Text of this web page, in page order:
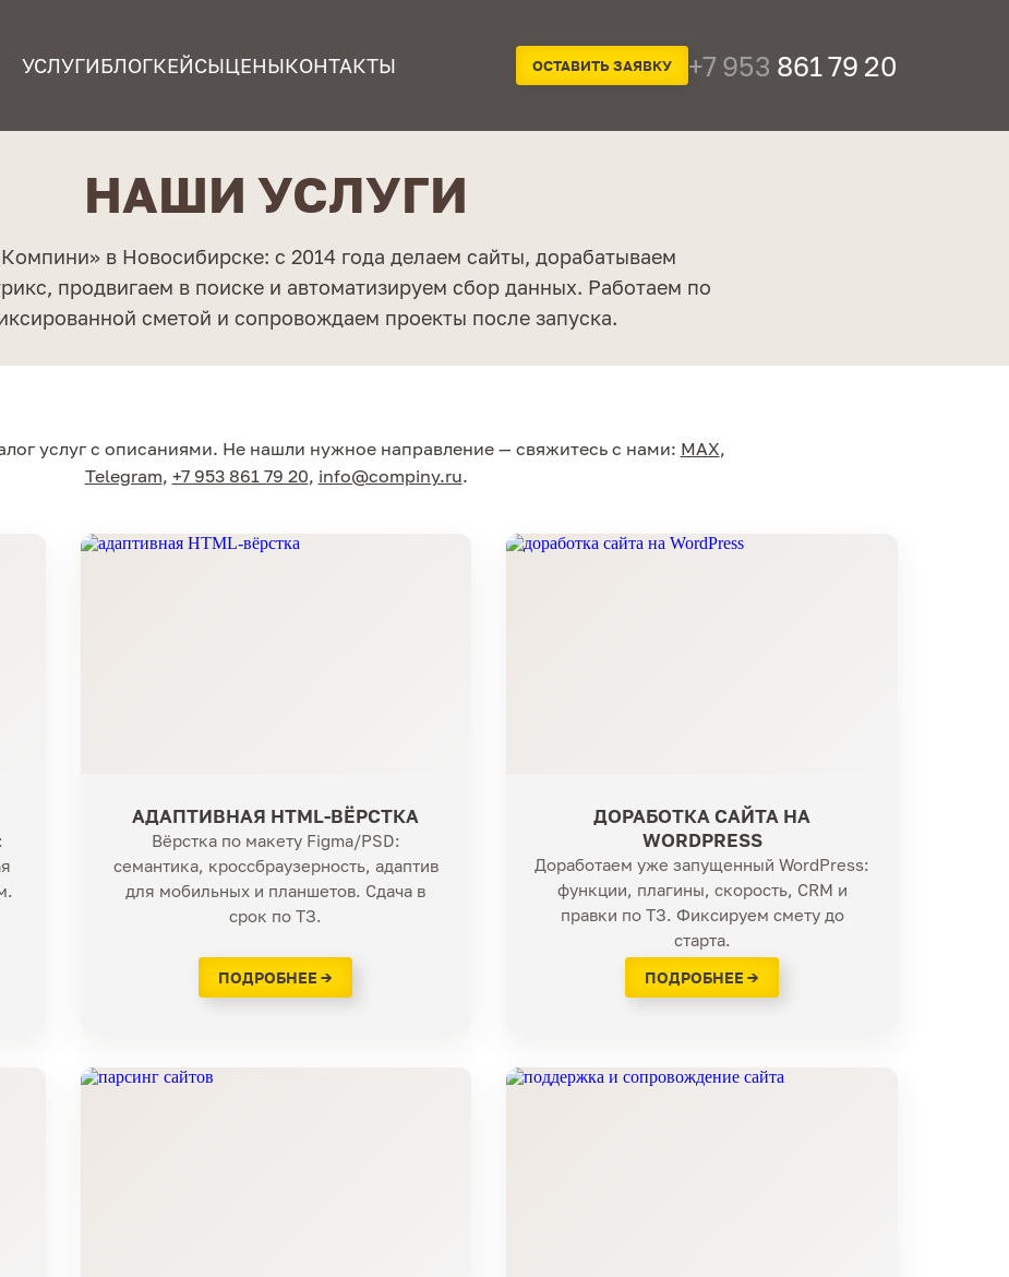
УСЛУГИБЛОГКЕЙСЫЦЕНЫКОНТАКТЫ ОСТАВИТЬ ЗАЯВКУ +7 953 861 79 20
НАШИ УСЛУГИ
в Новосибирске: с 2014 года делаем сайты, дорабатываем
продвигаем в поиске и автоматизируем сбор данных. Работаем по
сметой и сопровождаем проекты после запуска.
услуг с описаниями. Не нашли нужное направление — свяжитесь с нами: MAX,
Telegram, +7 953 861 79 20, info@compiny.ru.
АДАПТИВНАЯ HTML-ВЁРСТКА
Вёрстка по макету Figma/PSD:
семантика, кроссбраузерность, адаптив
для мобильных и планшетов. Сдача в
срок по ТЗ.
ПОДРОБНЕЕ →
ДОРАБОТКА САЙТА НА
WORDPRESS
Доработаем уже запущенный WordPress:
функции, плагины, скорость, CRM и
правки по ТЗ. Фиксируем смету до
старта.
ПОДРОБНЕЕ →